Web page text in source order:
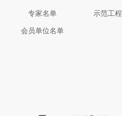
专家名单
会员单位名单
示范工程